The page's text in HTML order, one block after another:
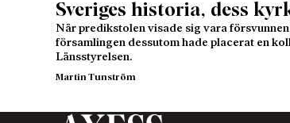
Sveriges historia, dess
När predikstolen visade sig vara
församlingen dessutom hade placerat en
Länsstyrelsen.
Martin Tunström